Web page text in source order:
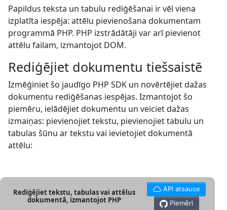
Papildus teksta un tabulu rediģēšanai ir vēl viena
izplatīta iespēja: attēlu pievienošana dokumentam
programmā PHP. PHP izstrādātāji var arī pievienot
attēlu failam, izmantojot DOM.
Rediģējiet dokumentu tiešsaistē
Izmēģiniet šo jaudīgo PHP SDK un novērtējiet dažas
dokumentu rediģēšanas iespējas. Izmantojot šo
piemēru, ielādējiet dokumentu un veiciet dažas
izmaiņas: pievienojiet tekstu, pievienojiet tabulu un
tabulas šūnu ar tekstu vai ievietojiet dokumentā
attēlu:
Rediģējiet tekstu, tabulas vai attēlus
dokumentā, izmantojot PHP
API atsauce
Piemēri